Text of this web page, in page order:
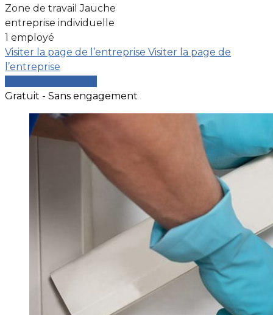
Zone de travail Jauche
entreprise individuelle
1 employé
Visiter la page de l’entreprise Visiter la page de
l’entreprise
Gratuit - Sans engagement